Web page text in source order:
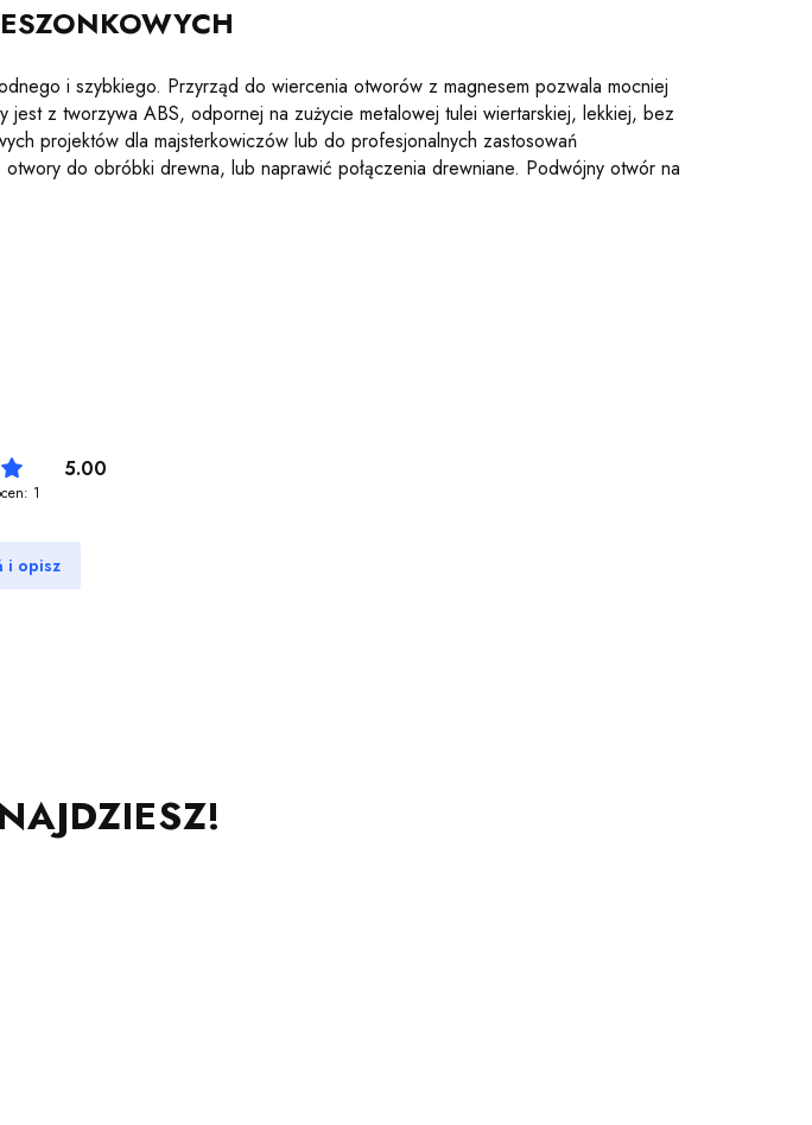
i szybkiego. Przyrząd do wiercenia otworów z magnesem pozwala mocniej
z tworzywa ABS, odpornej na zużycie metalowej tulei wiertarskiej, lekkiej, bez
projektów dla majsterkowiczów lub do profesjonalnych zastosowań
do obróbki drewna, lub naprawić połączenia drewniane. Podwójny otwór na
5.00
1
i opisz